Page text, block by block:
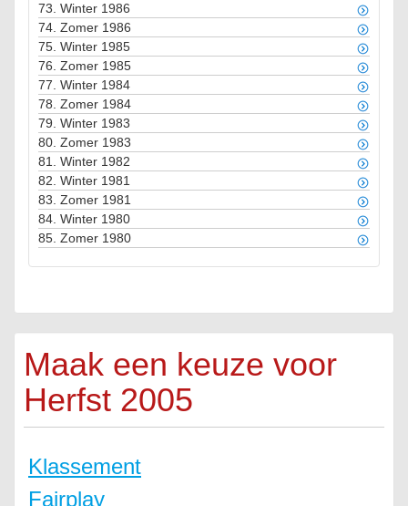
73. Winter 1986
74. Zomer 1986
75. Winter 1985
76. Zomer 1985
77. Winter 1984
78. Zomer 1984
79. Winter 1983
80. Zomer 1983
81. Winter 1982
82. Winter 1981
83. Zomer 1981
84. Winter 1980
85. Zomer 1980
Maak een keuze voor
Herfst 2005
Klassement
Fairplay